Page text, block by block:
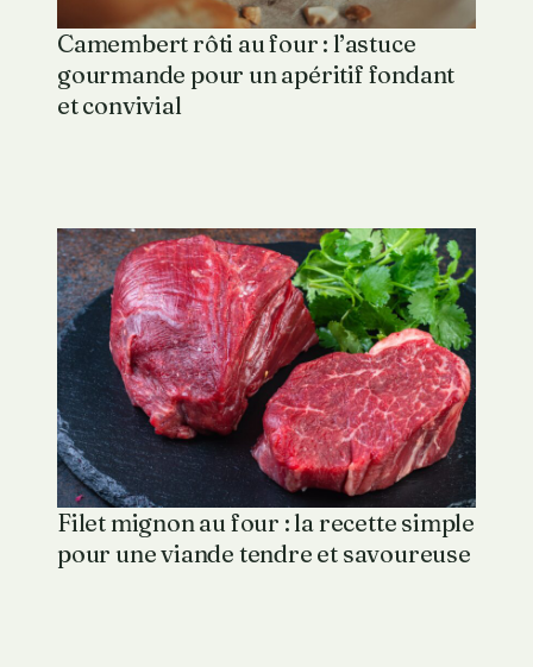
Camembert rôti au four : l’astuce
gourmande pour un apéritif fondant
et convivial
Filet mignon au four : la recette simple
pour une viande tendre et savoureuse